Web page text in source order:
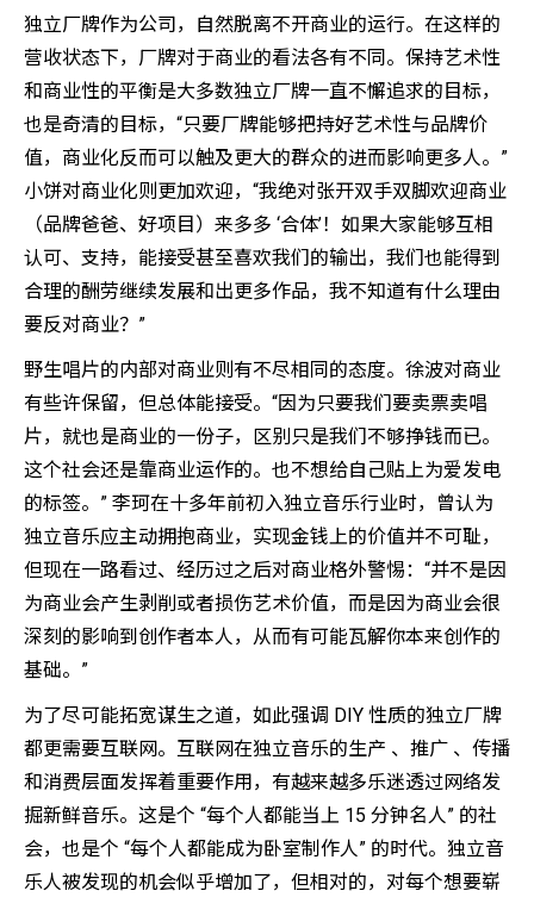
独立厂牌作为公司，自然脱离不开商业的运行。在这样的
营收状态下，厂牌对于商业的看法各有不同。保持艺术性
和商业性的平衡是大多数独立厂牌一直不懈追求的目标，
也是奇清的目标，“只要厂牌能够把持好艺术性与品牌价
值，商业化反而可以触及更大的群众的进而影响更多人。”
小饼对商业化则更加欢迎，“我绝对张开双手双脚欢迎商业
（品牌爸爸、好项目）来多多 ‘合体’！如果大家能够互相
认可、支持，能接受甚至喜欢我们的输出，我们也能得到
合理的酬劳继续发展和出更多作品，我不知道有什么理由
要反对商业？”
野生唱片的内部对商业则有不尽相同的态度。徐波对商业
有些许保留，但总体能接受。“因为只要我们要卖票卖唱
片，就也是商业的一份子，区别只是我们不够挣钱而已。
这个社会还是靠商业运作的。也不想给自己贴上为爱发电
的标签。” 李珂在十多年前初入独立音乐行业时，曾认为
独立音乐应主动拥抱商业，实现金钱上的价值并不可耻，
但现在一路看过、经历过之后对商业格外警惕：“并不是因
为商业会产生剥削或者损伤艺术价值，而是因为商业会很
深刻的影响到创作者本人，从而有可能瓦解你本来创作的
基础。”
为了尽可能拓宽谋生之道，如此强调 DIY 性质的独立厂牌
都更需要互联网。互联网在独立音乐的生产 、推广 、传播
和消费层面发挥着重要作用，有越来越多乐迷透过网络发
掘新鲜音乐。这是个 “每个人都能当上 15 分钟名人” 的社
会，也是个 “每个人都能成为卧室制作人” 的时代。独立音
乐人被发现的机会似乎增加了，但相对的，对每个想要崭